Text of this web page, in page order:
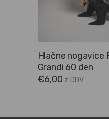
Hlačne nogavice
Grandi 60 den
€6,00 z DDV